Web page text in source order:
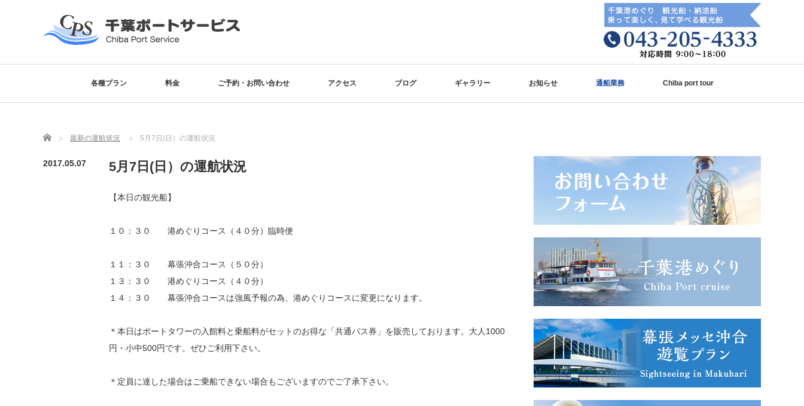
各種プラン 料金 ご予約・お問い合わせ アクセス ブログ ギャラリー お知らせ 通船業務 Chiba port tour
Home 最新の運航状況 5月7日(日）の運航状況
2017.05.07 5月7日(日）の運航状況
【本日の観光船】
１０：３０ 港めぐりコース（４０分）臨時便
１１：３０ 幕張沖合コース（５０分）
１３：３０ 港めぐりコース（４０分）
１４：３０ 幕張沖合コースは強風予報の為、港めぐりコースに変更になります。
＊本日はポートタワーの入館料と乗船料がセットのお得な「共通パス券」を販売しております。大人1000
円・小中500円です。ぜひご利用下さい。
＊定員に達した場合はご乗船できない場合もございますのでご了承下さい。